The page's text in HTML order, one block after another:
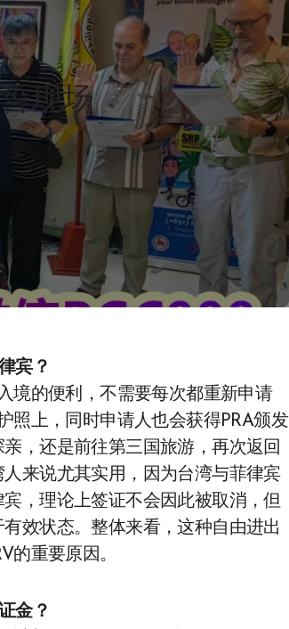
誓现场
宾？
境的便利，不需要每次都重新申请
照上，同时申请人也会获得PRA颁发
，还是前往第三国旅游，再次返回
来说尤其实用，因为台湾与菲律宾
，理论上签证不会因此被取消，但
效状态。整体来看，这种自由进出
的重要原因。
金？